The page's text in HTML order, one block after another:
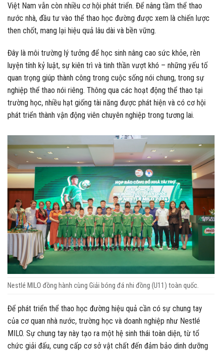
Việt Nam vẫn còn nhiều cơ hội phát triển. Để nâng tầm thể thao
nước nhà, đầu tư vào thể thao học đường được xem là chiến lược
then chốt, mang lại hiệu quả lâu dài và bền vững.
Đây là môi trường lý tưởng để học sinh nâng cao sức khỏe, rèn
luyện tính kỷ luật, sự kiên trì và tinh thần vượt khó – những yếu tố
quan trọng giúp thành công trong cuộc sống nói chung, trong sự
nghiệp thể thao nói riêng. Thông qua các hoạt động thể thao tại
trường học, nhiều hạt giống tài năng được phát hiện và có cơ hội
phát triển thành vận động viên chuyên nghiệp trong tương lai.
Nestlé MILO đồng hành cùng Giải bóng đá nhi đồng (U11) toàn quốc.
Để phát triển thể thao học đường hiệu quả cần có sự chung tay
của cơ quan nhà nước, trường học và doanh nghiệp như Nestlé
MILO. Sự chung tay này tạo ra một hệ sinh thái toàn diện, từ tổ
chức giải đấu, cung cấp cơ sở vật chất đến đảm bảo dinh dưỡng